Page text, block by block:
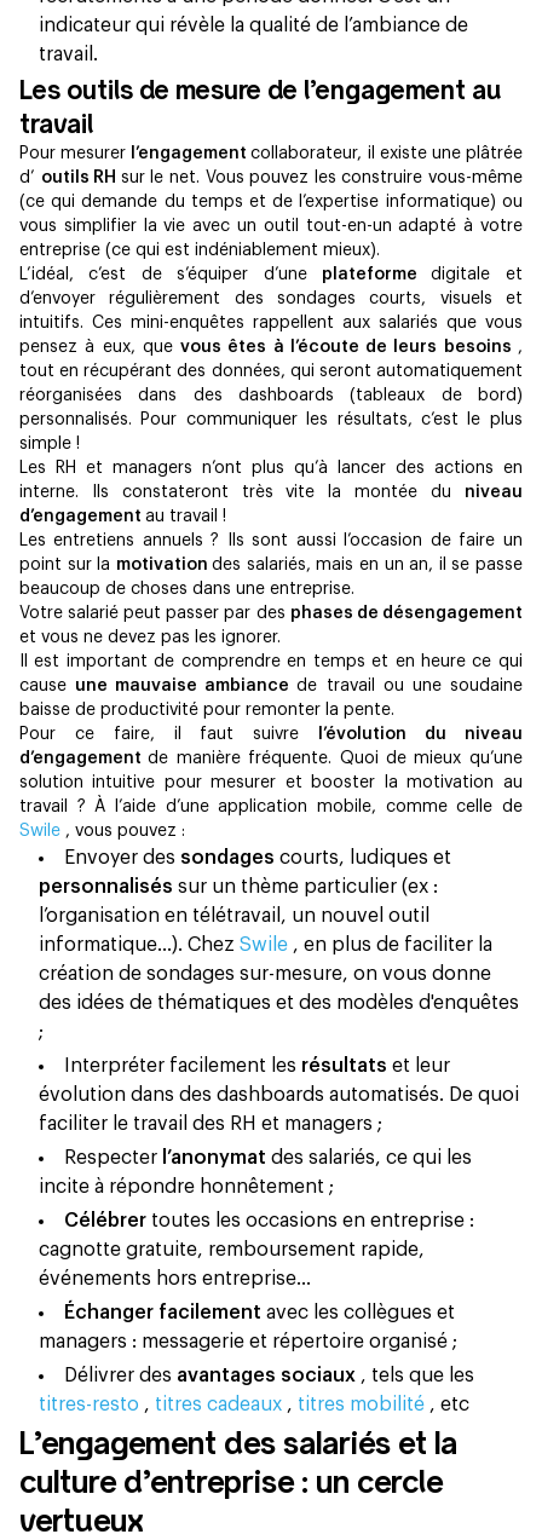
indicateur qui révèle la qualité de l’ambiance de
travail.
Les outils de mesure de l’engagement au
travail
Pour mesurer l’engagementcollaborateur, il existe une plâtrée
d’ outils RH sur le net. Vous pouvez les construire vous-même
(ce qui demande du temps et de l’expertise informatique) ou
vous simplifier la vie avec un outil tout-en-un adapté à votre
entreprise (ce qui est indéniablement mieux).
L’idéal, c’est de s’équiper d’une plateformedigitale et
d’envoyer régulièrement des sondages courts, visuels et
intuitifs. Ces mini-enquêtes rappellent aux salariés que vous
pensez à eux, quevous êtes à l’écoute de leurs besoins ,​
tout en récupérant des données, qui seront automatiquement
réorganisées dans des dashboards (tableaux de bord)
personnalisés. Pour communiquer les résultats, c’est le plus
simple !
Les RH et managers n’ont plus qu’à lancer des actions en
interne. Ils constateront très vite la montée du niveau
d’engagement au travail !
Les entretiens annuels ? Ils sont aussi l’occasion de faire un
point sur la motivationdes salariés, mais en un an, il se passe
beaucoup de choses dans une entreprise.
Votre salarié peut passer par des phases de désengagement
et vous ne devez pas les ignorer.
Il est important de comprendre en temps et en heure ce qui
cause une mauvaise ambiancede travail ou une soudaine
baisse de productivité pour remonter la pente.
Pour ce faire, il faut suivre
l’évolution du niveau
d’engagementde manière fréquente. Quoi de mieux qu’une
solution intuitive pour mesurer et booster la motivation au
travail ? À l’aide d’une application mobile, comme celle de
Swile , vous pouvez :
Envoyer des sondages courts, ludiques et
personnalisés sur un thème particulier (ex :
l’organisation en télétravail, un nouvel outil
informatique…). Chez Swile , en plus de faciliter la
création de sondages sur-mesure, on vous donne
des idées de thématiques et des modèles d'enquêtes
;
Interpréter facilement les résultats et leur
évolution dans des dashboards automatisés. De quoi
faciliter le travail des RH et managers ;
Respecter l’anonymat des salariés, ce qui les
incite à répondre honnêtement ;
Célébrer toutes les occasions en entreprise :
cagnotte gratuite, remboursement rapide,
événements hors entreprise…
Échanger facilement avec les collègues et
managers : messagerie et répertoire organisé ;
Délivrer des avantages sociaux , tels que les
titres-resto , titres cadeaux , titres mobilité , etc
L’engagement des salariés et la
culture d’entreprise : un cercle
vertueux